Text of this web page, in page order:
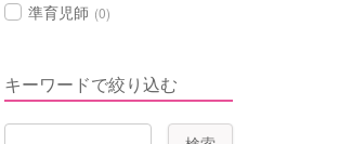
準育児師 (0)
キーワードで絞り込む